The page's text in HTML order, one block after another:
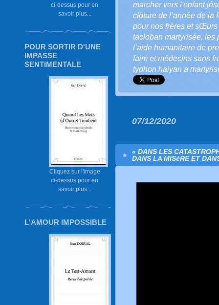
ci-dessus pour en
savoir plus...
POUR SORTIR D'UNE
IMPASSE
SENTIMENTALE
Cliquez sur l'image
ci-dessus pour en
savoir plus...
L'AMOUR IMPOSSIBLE
marcher vers l'enfant
clôture de l’année de la
pour nos frères et
tacloban martyrisée, les
l’aide humanitaire de
faim et médecins sans
typhon haiyan a
07/12/2020
« DANS LES
DANS LA MISèRE ET